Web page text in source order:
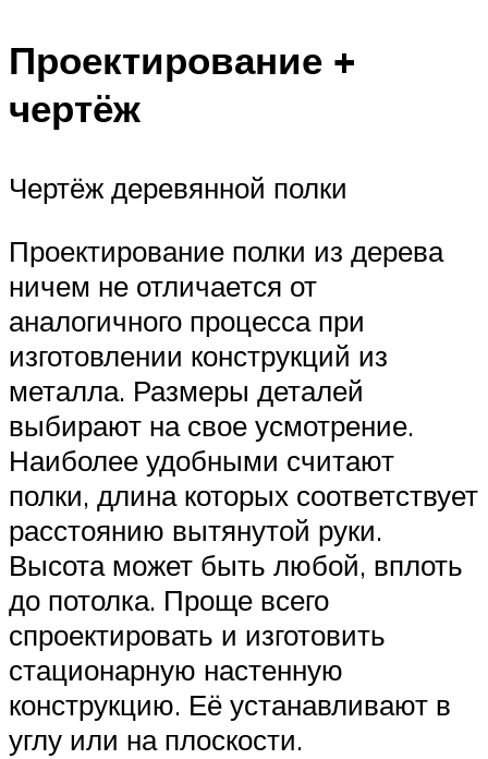
Проектирование +
чертёж
Чертёж деревянной полки
Проектирование полки из дерева
ничем не отличается от
аналогичного процесса при
изготовлении конструкций из
металла. Размеры деталей
выбирают на свое усмотрение.
Наиболее удобными считают
полки, длина которых соответствует
расстоянию вытянутой руки.
Высота может быть любой, вплоть
до потолка. Проще всего
спроектировать и изготовить
стационарную настенную
конструкцию. Её устанавливают в
углу или на плоскости.